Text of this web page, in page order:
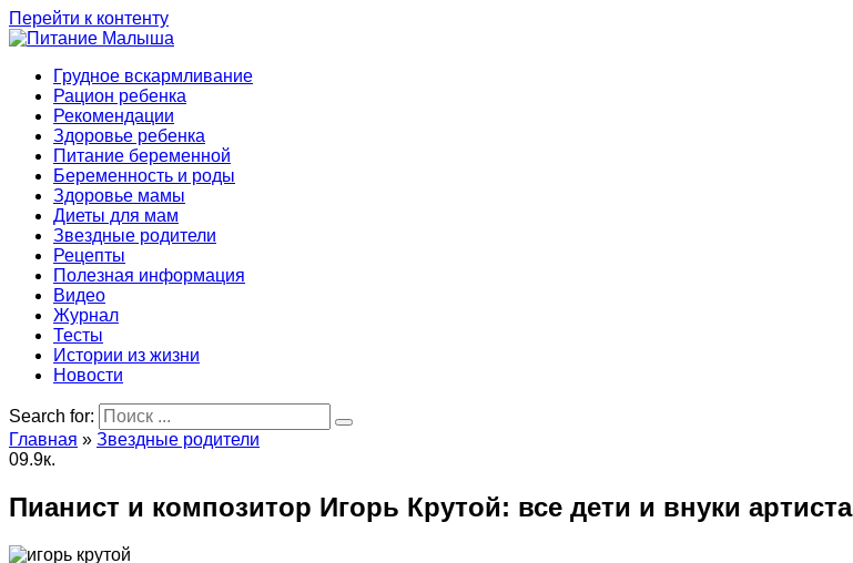
Перейти к контенту
Грудное вскармливание
Рацион ребенка
Рекомендации
Здоровье ребенка
Питание беременной
Беременность и роды
Здоровье мамы
Диеты для мам
Звездные родители
Рецепты
Полезная информация
Видео
Журнал
Тесты
Истории из жизни
Новости
Search for:
Главная » Звездные родители
09.9к.
Пианист и композитор Игорь Крутой: все дети и внуки артиста